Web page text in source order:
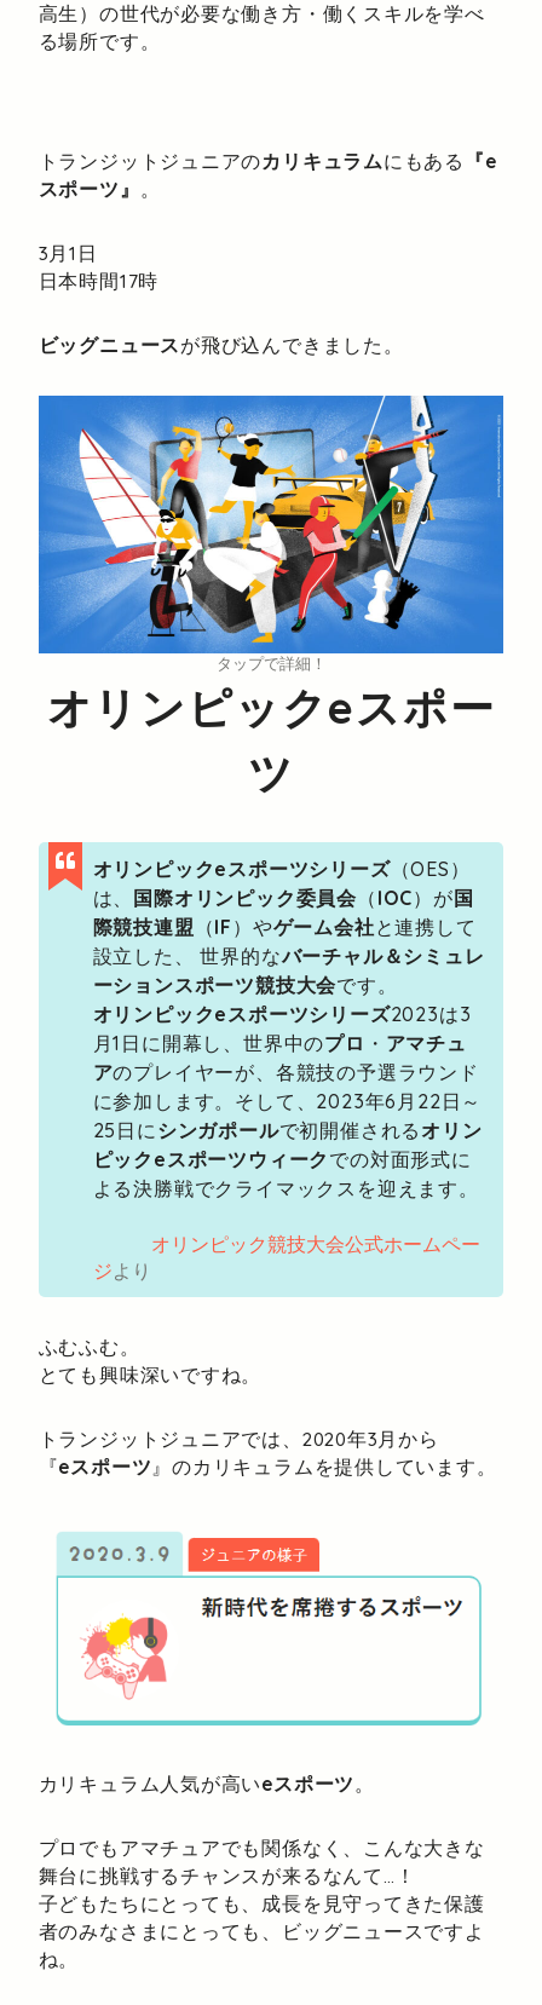
高生）の世代が必要な働き方・働くスキルを学べ
る場所です。
トランジットジュニアのカリキュラムにもある 『e
スポーツ』 。
3月1日
日本時間17時
ビッグニュースが飛び込んできました。
タップで詳細！
オリンピックeスポー
ツ
オリンピックeスポーツシリーズ（OES）
は、
国際オリンピック委員会 （ IOC）が 国
際競技連盟 （IF ）やゲーム会社と連携して
設立した、 世界的なバーチャル＆シミュレ
ーションスポーツ競技大会です。
オリンピックeスポーツシリーズ2023は3
月1日に開幕し、世界中のプロ ・ アマチュ
アのプレイヤーが、各競技の予選ラウンド
に参加します。そして、2023年6月22日～
25日にシンガポールで初開催される オリン
ピックeスポーツウィーク での対面形式に
よる決勝戦でクライマックスを迎えます。
オリンピック競技大会公式ホームペー
ジより
ふむふむ。
とても興味深いですね。
トランジットジュニアでは、2020年3月から
『eスポーツ』のカリキュラムを提供しています。
カリキュラム人気が高いeスポーツ。
プロでもアマチュアでも関係なく、こんな大きな
舞台に挑戦するチャンスが来るなんて…！
子どもたちにとっても、成長を見守ってきた保護
者のみなさまにとっても、ビッグニュースですよ
ね。